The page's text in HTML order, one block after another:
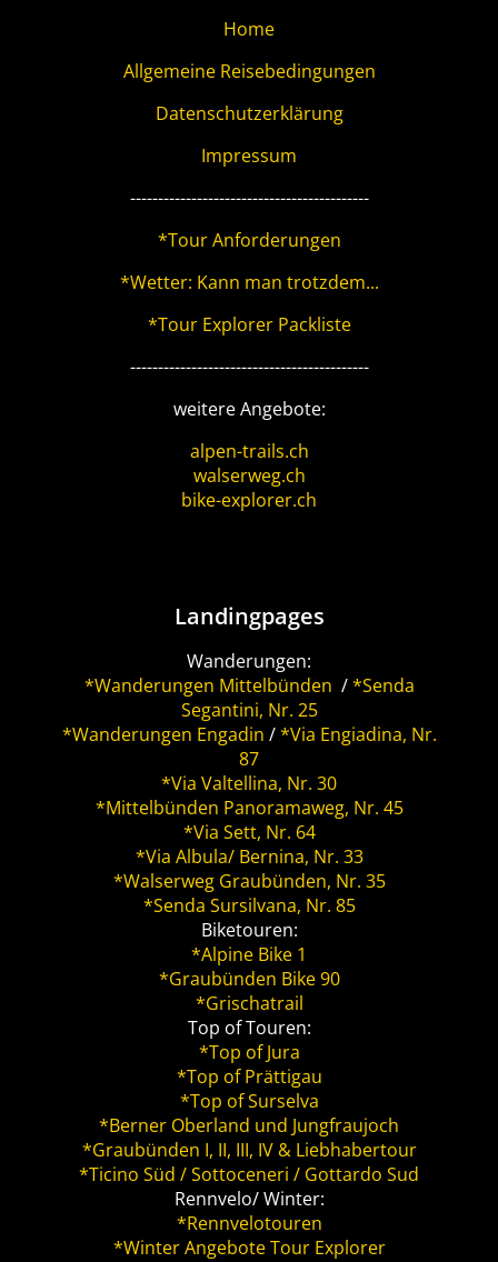
Home
Allgemeine Reisebedingungen
Datenschutzerklärung
Impressum
-------------------------------------------
*Tour Anforderungen
*Wetter: Kann man trotzdem...
*Tour Explorer Packliste
-------------------------------------------
weitere Angebote:
alpen-trails.ch
walserweg.ch
bike-explorer.ch
Landingpages
Wanderungen:
*Wanderungen Mittelbünden /*Senda
Segantini, Nr. 25
*Wanderungen Engadin /*Via Engiadina, Nr.
87
*Via Valtellina, Nr. 30
*Mittelbünden Panoramaweg, Nr. 45
*Via Sett, Nr. 64
*Via Albula/ Bernina, Nr. 33
*Walserweg Graubünden, Nr. 35
*Senda Sursilvana, Nr. 85
Biketouren:
*Alpine Bike 1
*Graubünden Bike 90
*Grischatrail
Top of Touren:
*Top of Jura
*Top of Prättigau
*Top of Surselva
*Berner Oberland und Jungfraujoch
*Graubünden I, II, III, IV & Liebhabertour
*Ticino Süd / Sottoceneri / Gottardo Sud
Rennvelo/ Winter:
*Rennvelotouren
*Winter Angebote Tour Explorer